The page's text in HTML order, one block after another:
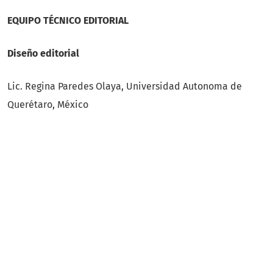
EQUIPO TÉCNICO EDITORIAL
Diseño editorial
Lic. Regina Paredes Olaya, Universidad Autonoma de
Querétaro, México